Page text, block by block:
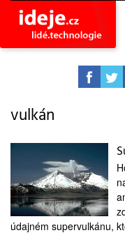
vulkán
údajném supervulkánu,